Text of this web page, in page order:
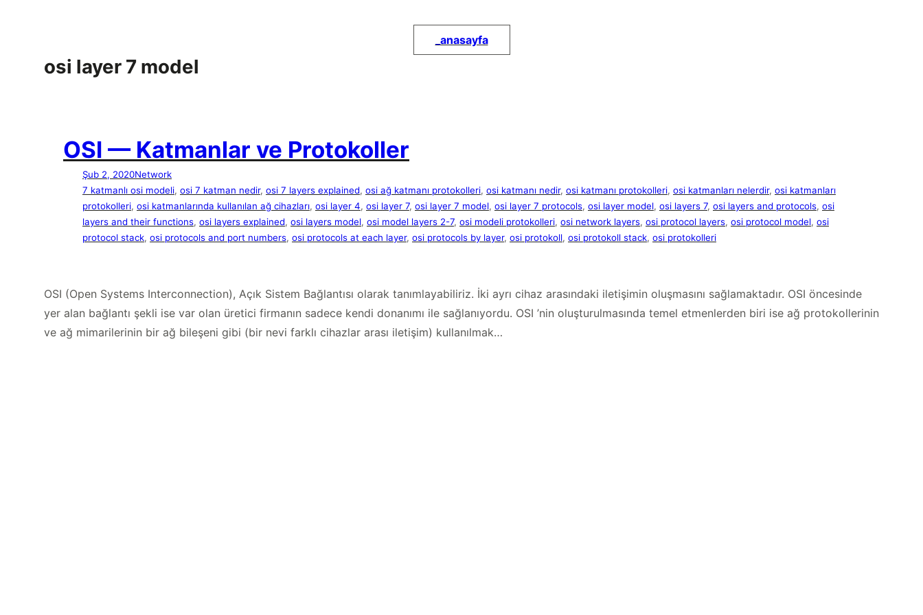
anasayfa
osi layer 7 model
OSI — Katmanlar ve Protokoller
Şub 2, 2020Network
7 katmanlı osi modeli, osi 7 katman nedir, osi 7 layers explained, osi ağ katmanı protokolleri, osi katmanı nedir, osi katmanı protokolleri, osi katmanları nelerdir, osi katmanları
protokolleri, osi katmanlarında kullanılan ağ cihazları, osi layer 4, osi layer 7, osi layer 7 model, osi layer 7 protocols, osi layer model, osi layers 7, osi layers and protocols, osi
layers and their functions, osi layers explained, osi layers model, osi model layers 2-7, osi modeli protokolleri, osi network layers, osi protocol layers, osi protocol model, osi
protocol stack, osi protocols and port numbers, osi protocols at each layer, osi protocols by layer, osi protokoll, osi protokoll stack, osi protokolleri
OSI (Open Systems Interconnection), Açık Sistem Bağlantısı olarak tanımlayabiliriz. İki ayrı cihaz arasındaki iletişimin oluşmasını sağlamaktadır. OSI öncesinde
yer alan bağlantı şekli ise var olan üretici firmanın sadece kendi donanımı ile sağlanıyordu. OSI ’nin oluşturulmasında temel etmenlerden biri ise ağ protokollerinin
ve ağ mimarilerinin bir ağ bileşeni gibi (bir nevi farklı cihazlar arası iletişim) kullanılmak…